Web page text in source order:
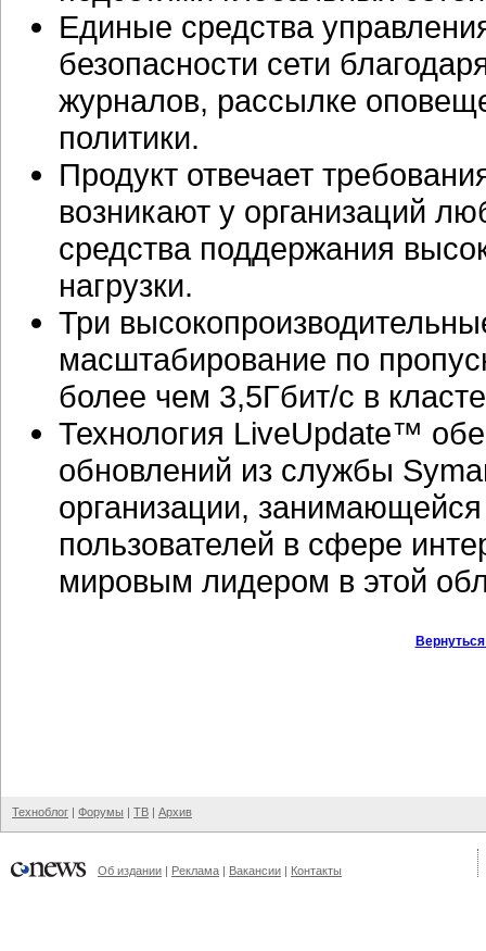
Единые средства
безопасности сети
журналов, рассылке
политики.
Продукт отвечает
возникают у организаций
средства поддержания
нагрузки.
Три
масштабирование по
более чем 3,5Гбит/с в
Технология LiveUpdate™
обновлений из службы
организации,
пользователей в сфере
мировым лидером в этой
Техноблог | Форумы | ТВ | Архив
Об издании | Реклама | Вакансии | Контакты